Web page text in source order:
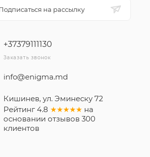
на рассылку
+37379111130
Заказать звонок
info@enigma.md
Кишинев, ул. Эминеску 72
Рейтинг 4.8 ★★★★★ на
основании отзывов 300
клиентов